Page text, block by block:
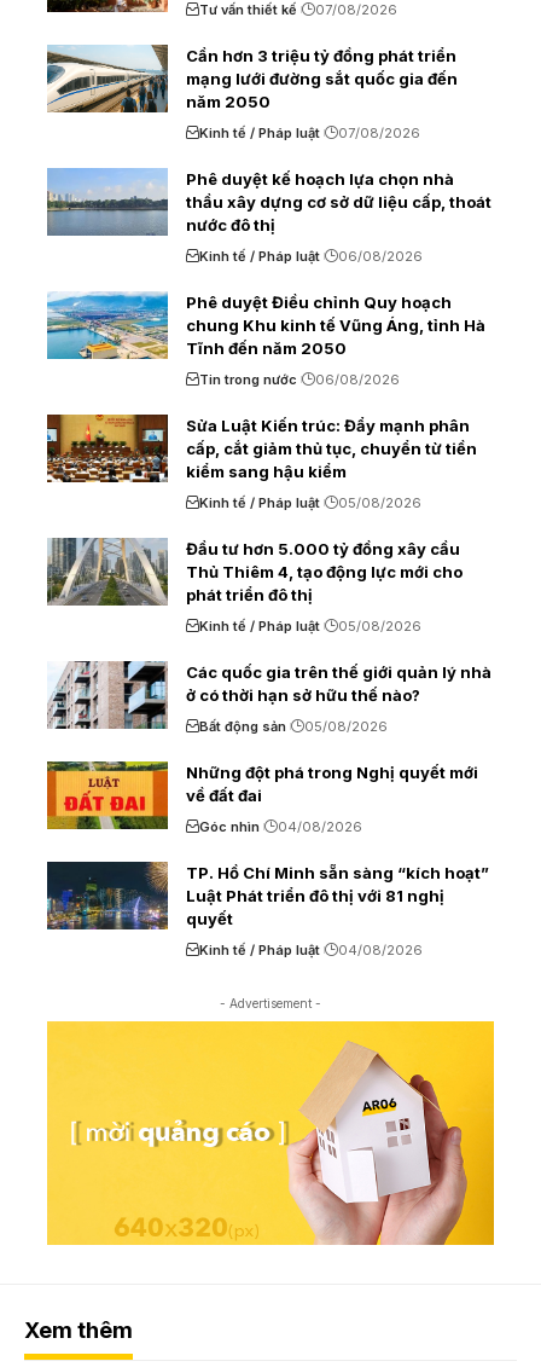
Tư vấn thiết kế 07/08/2026
Cần hơn 3 triệu tỷ đồng phát triển
mạng lưới đường sắt quốc gia đến
năm 2050
Kinh tế / Pháp luật 07/08/2026
Phê duyệt kế hoạch lựa chọn nhà
thầu xây dựng cơ sở dữ liệu cấp, thoát
nước đô thị
Kinh tế / Pháp luật 06/08/2026
Phê duyệt Điều chỉnh Quy hoạch
chung Khu kinh tế Vũng Áng, tỉnh Hà
Tĩnh đến năm 2050
Tin trong nước 06/08/2026
Sửa Luật Kiến trúc: Đẩy mạnh phân
cấp, cắt giảm thủ tục, chuyển từ tiền
kiểm sang hậu kiểm
Kinh tế / Pháp luật 05/08/2026
Đầu tư hơn 5.000 tỷ đồng xây cầu
Thủ Thiêm 4, tạo động lực mới cho
phát triển đô thị
Kinh tế / Pháp luật 05/08/2026
Các quốc gia trên thế giới quản lý nhà
ở có thời hạn sở hữu thế nào?
Bất động sản 05/08/2026
Những đột phá trong Nghị quyết mới
về đất đai
Góc nhìn 04/08/2026
TP. Hồ Chí Minh sẵn sàng “kích hoạt”
Luật Phát triển đô thị với 81 nghị
quyết
Kinh tế / Pháp luật 04/08/2026
- Advertisement -
Xem thêm